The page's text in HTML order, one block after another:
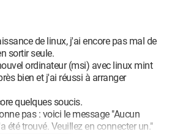
de linux, j'ai encore pas mal de
sortir seule.
ordinateur (msi) avec linux mint
bien et j'ai réussi à arranger
quelques soucis.
pas : voici le message "Aucun
été trouvé. Veuillez en connecter un."